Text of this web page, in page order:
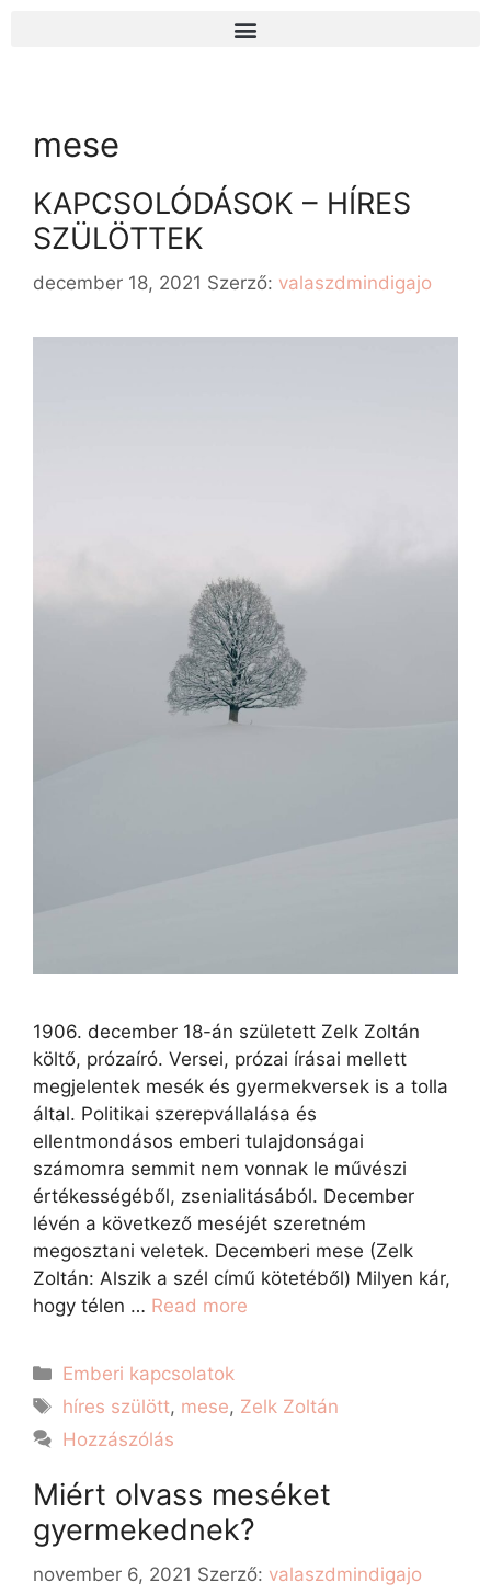
mese
KAPCSOLÓDÁSOK – HÍRES
SZÜLÖTTEK
december 18, 2021 Szerző: valaszdmindigajo
1906. december 18-án született Zelk Zoltán
költő, prózaíró. Versei, prózai írásai mellett
megjelentek mesék és gyermekversek is a tolla
által. Politikai szerepvállalása és
ellentmondásos emberi tulajdonságai
számomra semmit nem vonnak le művészi
értékességéből, zsenialitásából. December
lévén a következő meséjét szeretném
megosztani veletek. Decemberi mese (Zelk
Zoltán: Alszik a szél című kötetéből) Milyen kár,
hogy télen … Read more
Emberi kapcsolatok
híres szülött, mese, Zelk Zoltán
Hozzászólás
Miért olvass meséket
gyermekednek?
november 6, 2021 Szerző: valaszdmindigajo